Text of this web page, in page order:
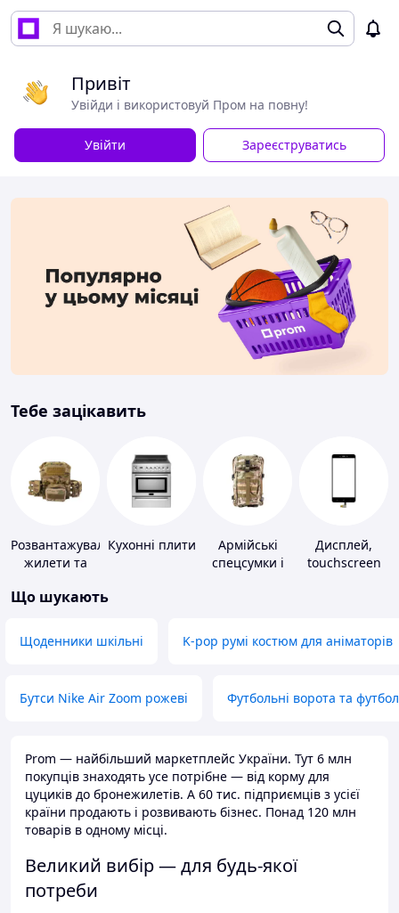
Привіт
Увійди і використовуй Пром на повну!
Увійти Зареєструватись
Тебе зацікавить
Розвантажувальні
жилети та
без плит
Кухонні плити
Армійські
спецсумки і
Дисплей,
touchscreen
Що шукають
Щоденники шкільні K-pop румі костюм для аніматорів
Бутси Nike Air Zoom рожеві Футбольні ворота та
Prom — найбільший маркетплейс України. Тут 6 млн
покупців знаходять усе потрібне — від корму для
цуциків до бронежилетів. А 60 тис. підприємців з усієї
країни продають і розвивають бізнес. Понад 120 млн
товарів в одному місці.
Великий вибір — для будь-якої
потреби